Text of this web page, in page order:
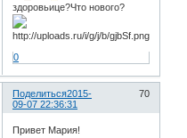
здоровьице?Что нового?
0
Поделиться 70
2015-
09-07 22:36:31
Привет Мария!